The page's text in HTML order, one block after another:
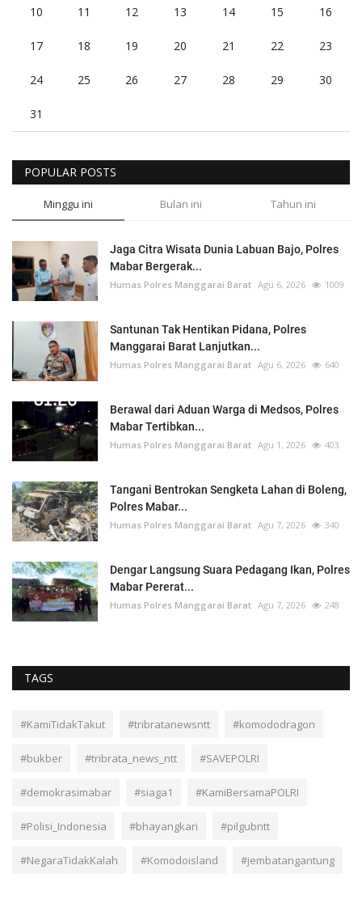
10 11 12 13 14 15 16
17 18 19 20 21 22 23
24 25 26 27 28 29 30
31
POPULAR POSTS
Minggu ini Bulan ini Tahun ini
Jaga Citra Wisata Dunia Labuan Bajo, Polres
Mabar Bergerak...
Humas Polres Manggarai Barat Agu 6, 2026 1009
Santunan Tak Hentikan Pidana, Polres
Manggarai Barat Lanjutkan...
Humas Polres Manggarai Barat Agu 6, 2026 640
Berawal dari Aduan Warga di Medsos, Polres
Mabar Tertibkan...
Humas Polres Manggarai Barat Agu 1, 2026 403
Tangani Bentrokan Sengketa Lahan di Boleng,
Polres Mabar...
Humas Polres Manggarai Barat Agu 7, 2026 340
Dengar Langsung Suara Pedagang Ikan, Polres
Mabar Pererat...
Humas Polres Manggarai Barat Agu 7, 2026 248
TAGS
#KamiTidakTakut #tribratanewsntt #komododragon
#bukber #tribrata_news_ntt #SAVEPOLRI
#demokrasimabar #siaga1 #KamiBersamaPOLRI
#Polisi_Indonesia #bhayangkari #pilgubntt
#NegaraTidakKalah #Komodoisland #jembatangantung